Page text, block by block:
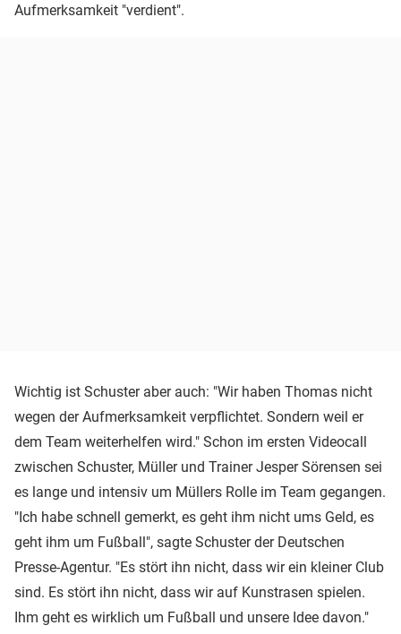
Aufmerksamkeit "verdient".
Wichtig ist Schuster aber auch: "Wir haben Thomas nicht
wegen der Aufmerksamkeit verpflichtet. Sondern weil er
dem Team weiterhelfen wird." Schon im ersten Videocall
zwischen Schuster, Müller und Trainer Jesper Sörensen sei
es lange und intensiv um Müllers Rolle im Team gegangen.
"Ich habe schnell gemerkt, es geht ihm nicht ums Geld, es
geht ihm um Fußball", sagte Schuster der Deutschen
Presse-Agentur. "Es stört ihn nicht, dass wir ein kleiner Club
sind. Es stört ihn nicht, dass wir auf Kunstrasen spielen.
Ihm geht es wirklich um Fußball und unsere Idee davon."